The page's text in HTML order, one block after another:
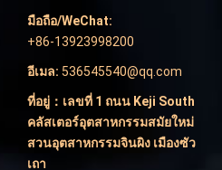
มือถือ/WeChat:
+86-13923998200
อีเมล: 536545540@qq.com
ที่อยู่：เลขที่ 1 ถนน Keji South
คลัสเตอร์อุตสาหกรรมสมัยใหม่
สวนอุตสาหกรรมจินผิง เมืองซัว
เถา